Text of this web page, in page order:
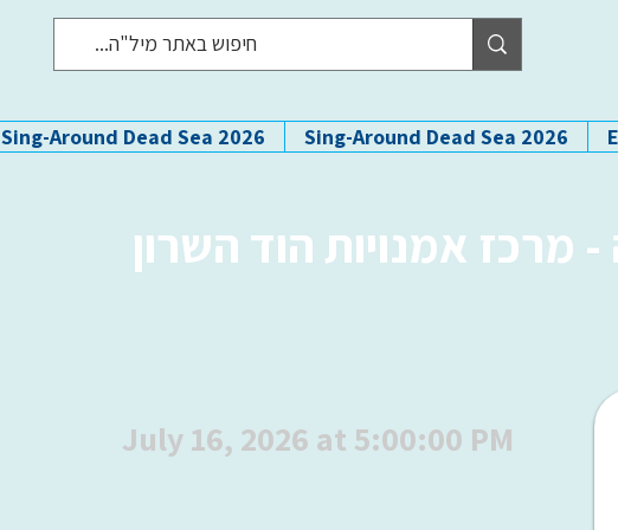
Sing-Around Dead Sea 2026
Sing-Around Dead Sea 2026
אמנויות הוד השרון
July 16, 2026 at 5:00:00 PM